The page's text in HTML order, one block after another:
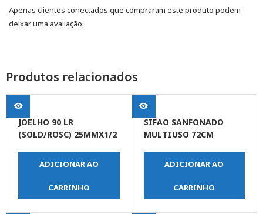
Apenas clientes conectados que compraram este produto podem
deixar uma avaliação.
Produtos relacionados
JOELHO 90 LR
(SOLD/ROSC) 25MMX1/2
ADICIONAR AO
CARRINHO
SIFAO SANFONADO
MULTIUSO 72CM
ADICIONAR AO
CARRINHO